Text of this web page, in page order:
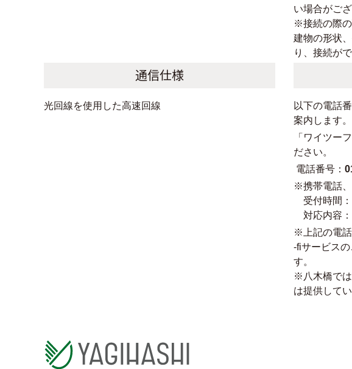
い場合がござ
※接続の際の
建物の形状
り、接続が
通信仕様
光回線を使用した高速回線
以下の電話
案内します。
「ワイツー
ださい。
電話番号：
※携帯電話
受付時間：
対応内容
※上記の電
-fiサービス
す。
※八木橋で
は提供してい